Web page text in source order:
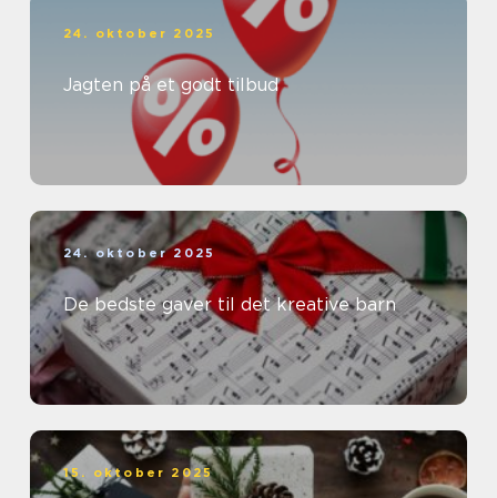
24. oktober 2025
Jagten på et godt tilbud
24. oktober 2025
De bedste gaver til det kreative barn
15. oktober 2025